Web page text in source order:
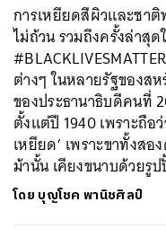
การเหยียดสีผิวและชา
ไม่ถ้วน รวมถึงครั้งล่าสุ
ต่างๆ ในหลายรัฐของส
ของประธานาธิบดีคนที่
ตั้งแต่ปี 1940 เพราะถื
เหยียด’ เพราะขาทั้งส
ม้านั้น เคียงขนาบด้วยรู
โดย บุญโชค พานิชศิลป์